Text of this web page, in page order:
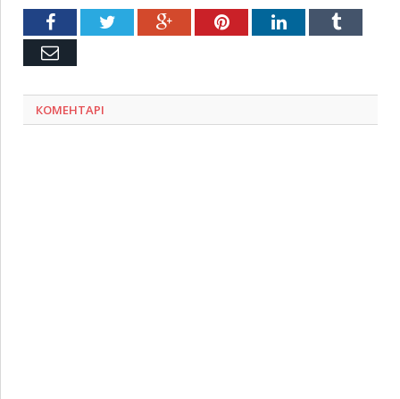
FacebookTwitter Google+PinterestLinkedInTumblr
Емейл
КОМЕНТАРІ